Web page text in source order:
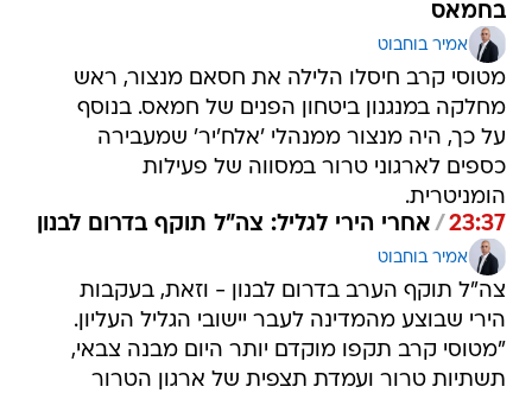
בחמאס
אמיר בוחבוט
מטוסי קרב חיסלו הלילה את חסאם מנצור, ראש
מחלקה במנגנון ביטחון הפנים של חמאס. בנוסף
על כך, היה מנצור ממנהלי 'אלח'יר' שמעבירה
כספים לארגוני טרור במסווה של פעילות
הומניטרית.
23:37
/ אחרי הירי לגליל: צה"ל תוקף בדרום לבנון
אמיר בוחבוט
צה"ל תוקף הערב בדרום לבנון - וזאת, בעקבות
הירי שבוצע מהמדינה לעבר יישובי הגליל העליון.
"מטוסי קרב תקפו מוקדם יותר היום מבנה צבאי,
תשתיות טרור ועמדת תצפית של ארגון הטרור